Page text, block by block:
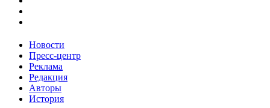
Новости
Пресс-центр
Реклама
Редакция
Авторы
История